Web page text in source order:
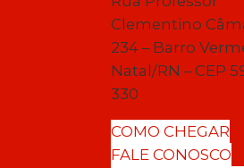
Clementino
234 – Barro
Natal/RN – CEP
330
COMO CHEGAR
FALE CONOSCO